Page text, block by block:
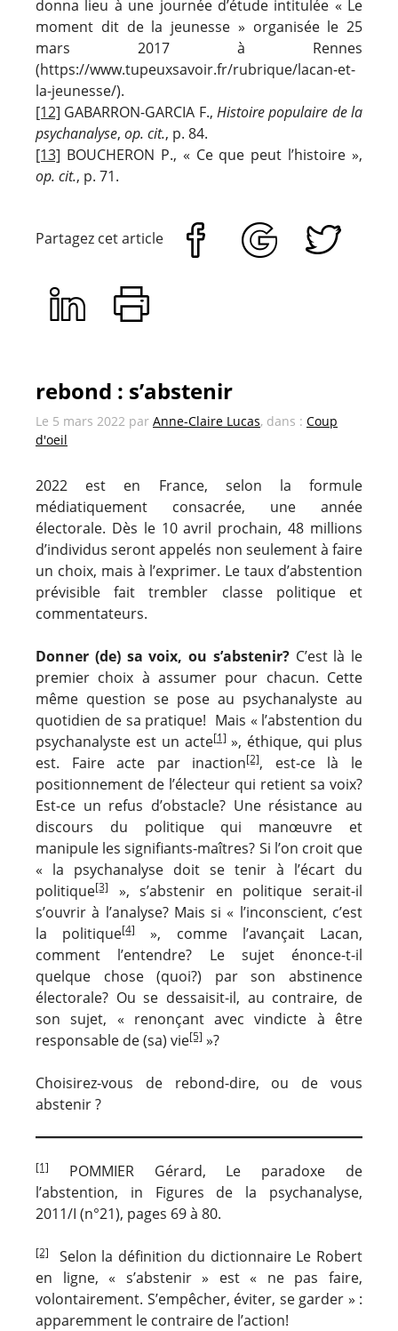
donna lieu à une journée d’étude intitulée « Le
moment dit de la jeunesse » organisée le 25
mars 2017 à Rennes
(https://www.tupeuxsavoir.fr/rubrique/lacan-et-
la-jeunesse/).
[12] GABARRON-GARCIA F., Histoire populaire de la
psychanalyse, op. cit., p. 84.
[13] BOUCHERON P., « Ce que peut l’histoire »,
op. cit., p. 71.
Partagez cet article
rebond : s’abstenir
Le 5 mars 2022 par Anne-Claire Lucas, dans : Coup
d'oeil
2022 est en France, selon la formule
médiatiquement consacrée, une année
électorale. Dès le 10 avril prochain, 48 millions
d’individus seront appelés non seulement à faire
un choix, mais à l’exprimer. Le taux d’abstention
prévisible fait trembler classe politique et
commentateurs.
Donner (de) sa voix, ou s’abstenir?C’est là le
premier choix à assumer pour chacun. Cette
même question se pose au psychanalyste au
quotidien de sa pratique! Mais « l’abstention du
psychanalyste est un acte[1] », éthique, qui plus
est. Faire acte par inaction[2], est-ce là le
positionnement de l’électeur qui retient sa voix?
Est-ce un refus d’obstacle? Une résistance au
discours du politique qui manœuvre et
manipule les signifiants-maîtres? Si l’on croit que
« la psychanalyse doit se tenir à l’écart du
politique[3]
», s’abstenir en politique serait-il
s’ouvrir à l’analyse? Mais si « l’inconscient, c’est
la politique[4]», comme l’avançait Lacan,
comment l’entendre? Le sujet énonce-t-il
quelque chose (quoi?) par son abstinence
électorale? Ou se dessaisit-il, au contraire, de
son sujet, « renonçant avec vindicte à être
responsable de (sa) vie[5] »?
Choisirez-vous de rebond-dire, ou de vous
abstenir ?
[1]
POMMIER Gérard, Le paradoxe de
l’abstention, in Figures de la psychanalyse,
2011/I (n°21), pages 69 à 80.
[2]
Selon la définition du dictionnaire Le Robert
en ligne, « s’abstenir » est « ne pas faire,
volontairement. S’empêcher, éviter, se garder » :
apparemment le contraire de l’action!